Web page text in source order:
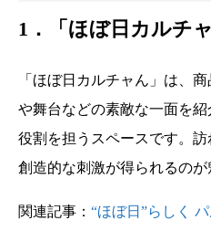
1．「ほぼ日カルチ
「ほぼ日カルチャん」は、
や舞台などの素敵な一面を
役割を担うスペースです。
創造的な刺激が得られるのが
関連記事： “ほぼ日”らしく